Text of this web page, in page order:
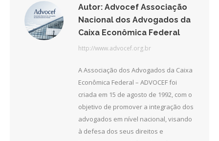
Autor: Advocef Associação
Nacional dos Advogados da
Caixa Econômica Federal
http://www.advocef.org.br
A Associação dos Advogados da Caixa
Econômica Federal – ADVOCEF foi
criada em 15 de agosto de 1992, com o
objetivo de promover a integração dos
advogados em nível nacional, visando
à defesa dos seus direitos e